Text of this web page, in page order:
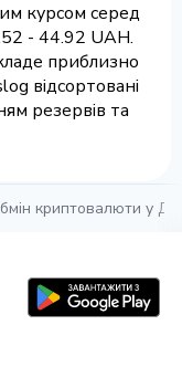
курсом серед
- 44.92 UAH.
приблизно
відсортовані
резервів та
криптовалюти у